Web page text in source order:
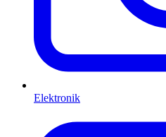
Elektronik